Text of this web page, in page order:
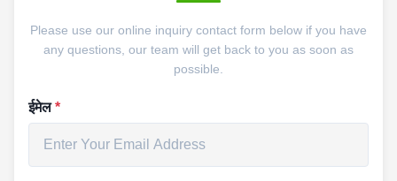
Please use our online inquiry contact form below if you have
any questions, our team will get back to you as soon as
possible.
ईमेल *